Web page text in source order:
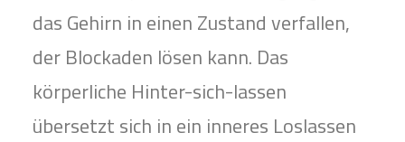
das Gehirn in einen Zustand verfallen,
der Blockaden lösen kann. Das
körperliche Hinter-sich-lassen
übersetzt sich in ein inneres Loslassen